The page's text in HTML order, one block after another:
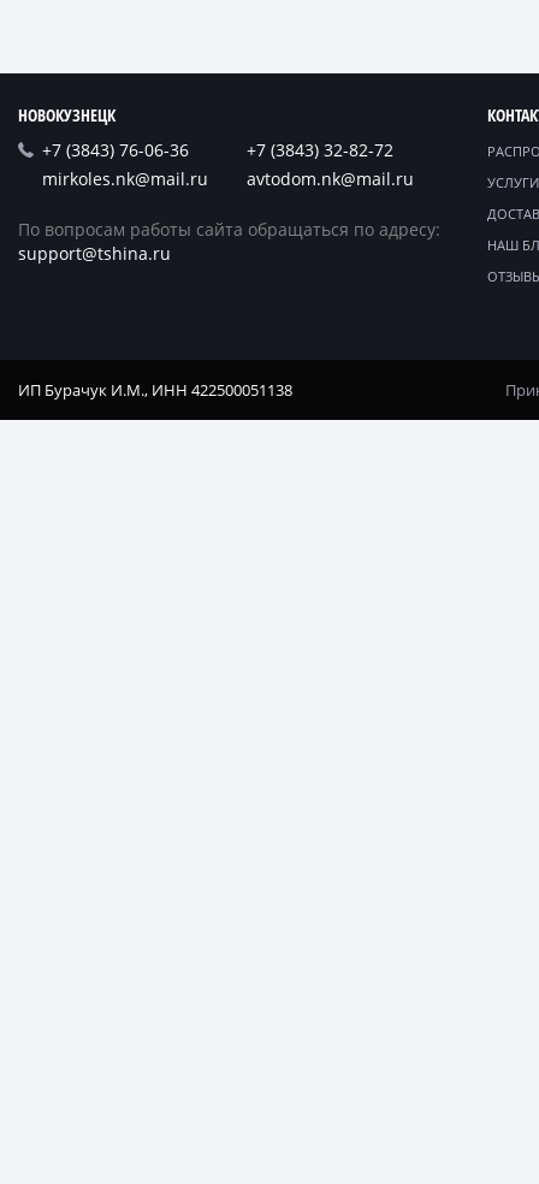
НОВОКУЗНЕЦК
+7 (3843) 76-06-36
+7 (3843) 32-82-72
mirkoles.nk@mail.ru
avtodom.nk@mail.ru
По вопросам работы сайта обращаться по адресу:
support@tshina.ru
НАШ
ИП Бурачук И.М., ИНН 422500051138